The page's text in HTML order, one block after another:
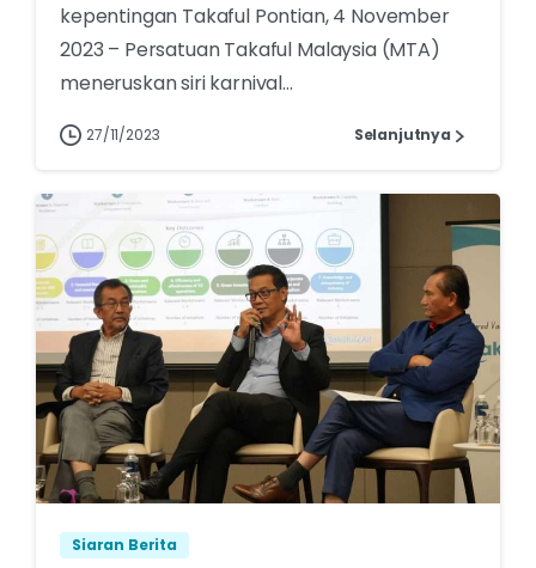
kepentingan Takaful Pontian, 4 November
2023 – Persatuan Takaful Malaysia (MTA)
meneruskan siri karnival...
27/11/2023 Selanjutnya
Siaran Berita